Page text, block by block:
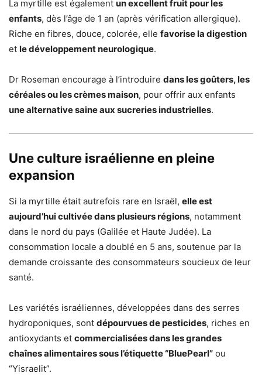
La myrtille est également un excellent fruit pour les
enfants, dès l’âge de 1 an (après vérification allergique).
Riche en fibres, douce, colorée, elle favorise la digestion
et le développement neurologique.
Dr Roseman encourage à l’introduire dans les goûters, les
céréales ou les crèmes maison, pour offrir aux enfants
une alternative saine aux sucreries industrielles.
Une culture israélienne en pleine
expansion
Si la myrtille était autrefois rare en Israël, elle est
aujourd’hui cultivée dans plusieurs régions, notamment
dans le nord du pays (Galilée et Haute Judée). La
consommation locale a doublé en 5 ans, soutenue par la
demande croissante des consommateurs soucieux de leur
santé.
Les variétés israéliennes, développées dans des serres
hydroponiques, sont dépourvues de pesticides, riches en
antioxydants et commercialisées dans les grandes
chaînes alimentaires sous l’étiquette “BluePearl” ou
“Yisraelit”.